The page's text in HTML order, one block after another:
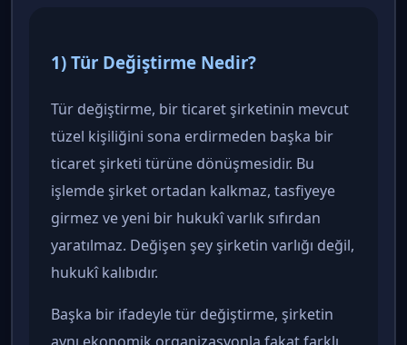
1) Tür Değiştirme Nedir?
Tür değiştirme, bir ticaret şirketinin mevcut
tüzel kişiliğini sona erdirmeden başka bir
ticaret şirketi türüne dönüşmesidir. Bu
işlemde şirket ortadan kalkmaz, tasfiyeye
girmez ve yeni bir hukukî varlık sıfırdan
yaratılmaz. Değişen şey şirketin varlığı değil,
hukukî kalıbıdır.
Başka bir ifadeyle tür değiştirme, şirketin